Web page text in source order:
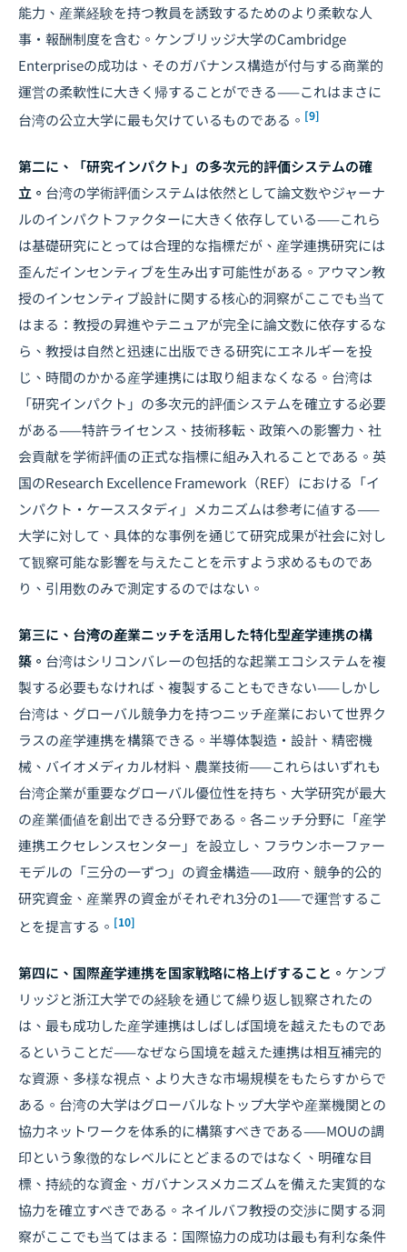
能力、産業経験を持つ教員を誘致するためのより柔軟な人
事・報酬制度を含む。ケンブリッジ大学のCambridge
Enterpriseの成功は、そのガバナンス構造が付与する商業的
運営の柔軟性に大きく帰することができる——これはまさに
台湾の公立大学に最も欠けているものである。 [9]
第二に、「研究インパクト」の多次元的評価システムの確
立。 台湾の学術評価システムは依然として論文数やジャーナ
ルのインパクトファクターに大きく依存している——これら
は基礎研究にとっては合理的な指標だが、産学連携研究には
歪んだインセンティブを生み出す可能性がある。アウマン教
授のインセンティブ設計に関する核心的洞察がここでも当て
はまる：教授の昇進やテニュアが完全に論文数に依存するな
ら、教授は自然と迅速に出版できる研究にエネルギーを投
じ、時間のかかる産学連携には取り組まなくなる。台湾は
「研究インパクト」の多次元的評価システムを確立する必要
がある——特許ライセンス、技術移転、政策への影響力、社
会貢献を学術評価の正式な指標に組み入れることである。英
国のResearch Excellence Framework（REF）における「イ
ンパクト・ケーススタディ」メカニズムは参考に値する——
大学に対して、具体的な事例を通じて研究成果が社会に対し
て観察可能な影響を与えたことを示すよう求めるものであ
り、引用数のみで測定するのではない。
第三に、台湾の産業ニッチを活用した特化型産学連携の構
築。 台湾はシリコンバレーの包括的な起業エコシステムを複
製する必要もなければ、複製することもできない——しかし
台湾は、グローバル競争力を持つニッチ産業において世界ク
ラスの産学連携を構築できる。半導体製造・設計、精密機
械、バイオメディカル材料、農業技術——これらはいずれも
台湾企業が重要なグローバル優位性を持ち、大学研究が最大
の産業価値を創出できる分野である。各ニッチ分野に「産学
連携エクセレンスセンター」を設立し、フラウンホーファー
モデルの「三分の一ずつ」の資金構造——政府、競争的公的
研究資金、産業界の資金がそれぞれ3分の1——で運営するこ
とを提言する。 [10]
第四に、国際産学連携を国家戦略に格上げすること。 ケンブ
リッジと浙江大学での経験を通じて繰り返し観察されたの
は、最も成功した産学連携はしばしば国境を越えたものであ
るということだ——なぜなら国境を越えた連携は相互補完的
な資源、多様な視点、より大きな市場規模をもたらすからで
ある。台湾の大学はグローバルなトップ大学や産業機関との
協力ネットワークを体系的に構築すべきである——MOUの調
印という象徴的なレベルにとどまるのではなく、明確な目
標、持続的な資金、ガバナンスメカニズムを備えた実質的な
協力を確立すべきである。ネイルバフ教授の交渉に関する洞
察がここでも当てはまる：国際協力の成功は最も有利な条件